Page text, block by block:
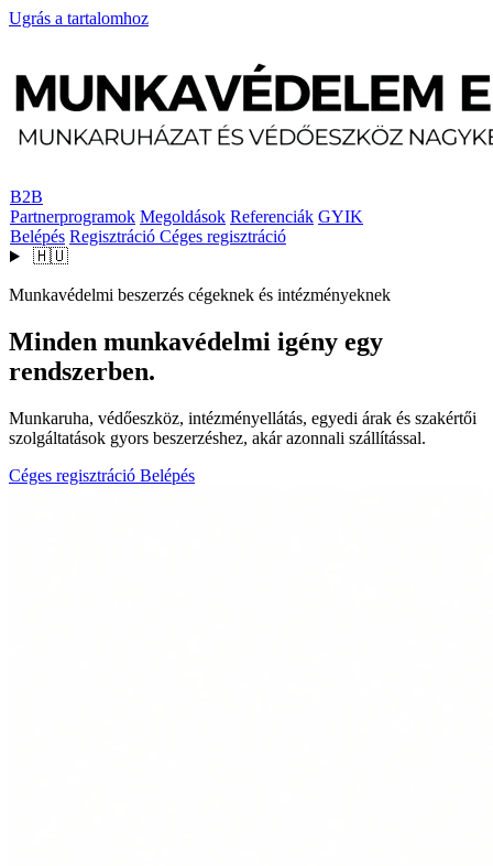
Ugrás a tartalomhoz
B2B
Partnerprogramok Megoldások Referenciák GYIK
Belépés Regisztráció Céges regisztráció
🇭🇺
Munkavédelmi beszerzés cégeknek és intézményeknek
Minden munkavédelmi igény egy
rendszerben.
Munkaruha, védőeszköz, intézményellátás, egyedi árak és szakértői
szolgáltatások gyors beszerzéshez, akár azonnali szállítással.
Céges regisztráció Belépés